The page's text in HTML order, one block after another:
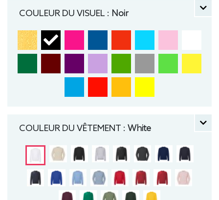
COULEUR DU VISUEL : Noir
COULEUR DU VÊTEMENT : White